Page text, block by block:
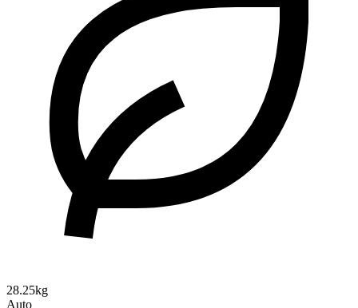
28.25kg
Auto